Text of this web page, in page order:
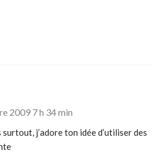
2009 7 h 34 min
j’adore ton idée d’utiliser des